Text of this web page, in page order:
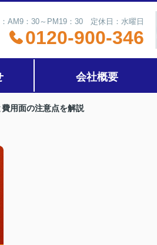
AM9：30～PM19：30 定休日：水曜日
0120-900-346
会社概要
用面の注意点を解説